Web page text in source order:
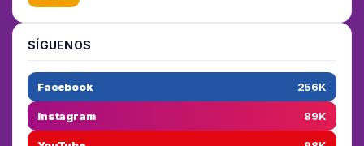
SÍGUENOS
Facebook 256K
Instagram 89K